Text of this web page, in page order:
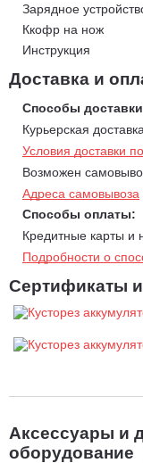
Зарядное
Ккофр на нож
Инструкция
Доставка и
Способы
Курьерская
Условия доставки
Возможен
Адреса самовывоза
Способы оплаты:
Кредитные карты и
Подробности о
Сертификаты и
Аксессуары и
оборудование